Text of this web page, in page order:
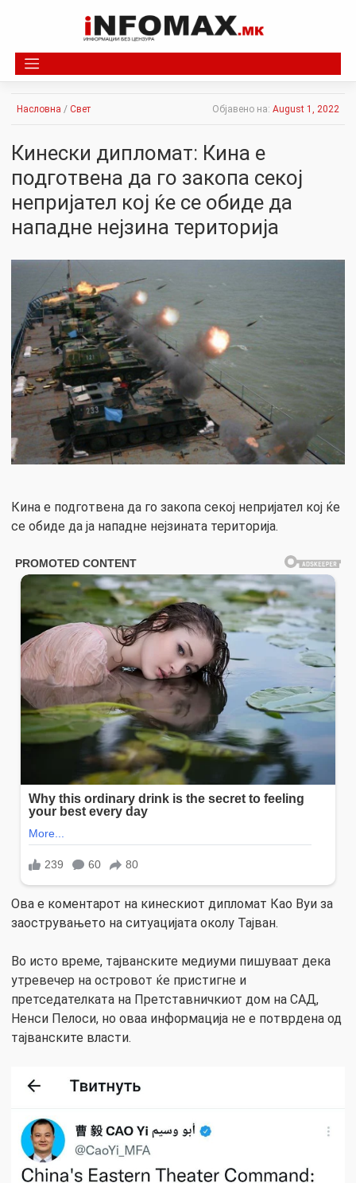
Насловна / Свет Објавено на: August 1, 2022
Кинески дипломат: Кина е
подготвена да го закопа секој
непријател кој ќе се обиде да
нападне нејзина територија
Кина е подготвена да го закопа секој непријател кој ќе
се обиде да ја нападне нејзината територија.
Ова е коментарот на кинескиот дипломат Као Вуи за
заострувањето на ситуацијата околу Тајван.
Во исто време, тајванските медиуми пишуваат дека
утревечер на островот ќе пристигне и
претседателката на Претставничкиот дом на САД,
Ненси Пелоси, но оваа информација не е потврдена од
тајванските власти.